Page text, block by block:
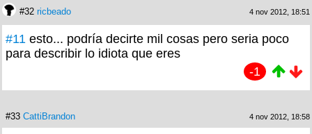
#32 ricbeado 4 nov 2012, 18:51
#11 esto... podría decirte mil cosas pero seria poco
para describir lo idiota que eres
-1
#33 CattiBrandon 4 nov 2012, 18:58